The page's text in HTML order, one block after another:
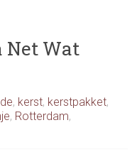
Net Wat
, kerst, kerstpakket,
, Rotterdam,